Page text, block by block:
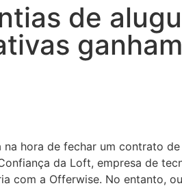
de
ganham
hora de fechar um contrato de
da Loft, empresa de
com a Offerwise. No entanto,